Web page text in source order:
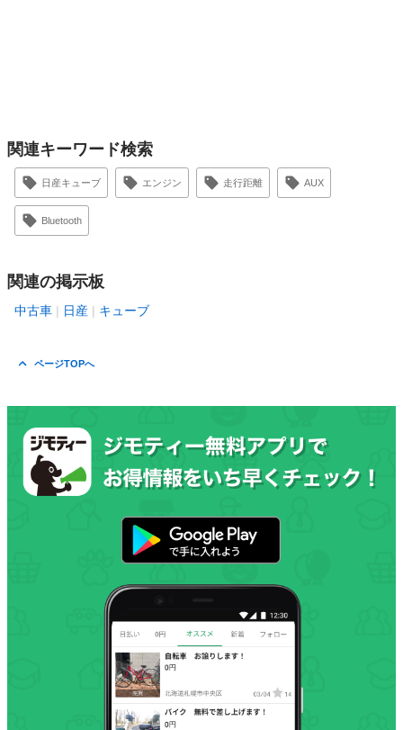
関連キーワード検索
日産キューブ エンジン 走行距離 AUX
Bluetooth
関連の掲示板
中古車 日産 キューブ
ページTOPへ